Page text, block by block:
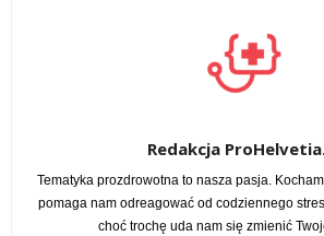
Redakcja
Tematyka prozdrowotna to nasza pasja.
pomaga nam odreagować od codziennego
choć trochę uda nam się zmienić